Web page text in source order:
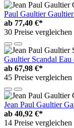
Paul Gaultier
ab 77,40 €*
30 Preise vergleichen
Gaultier Scandal
ab 67,98 €*
45 Preise vergleichen
Jean Paul Gaultier
ab 40,92 €*
14 Preise vergleichen